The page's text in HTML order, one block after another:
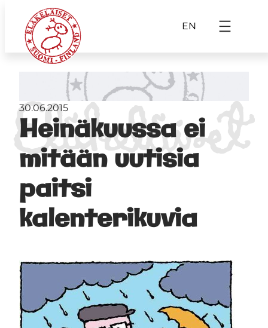
EN
Heinäkuussa ei
mitään uutisia
paitsi
kalenterikuvia
30.06.2015